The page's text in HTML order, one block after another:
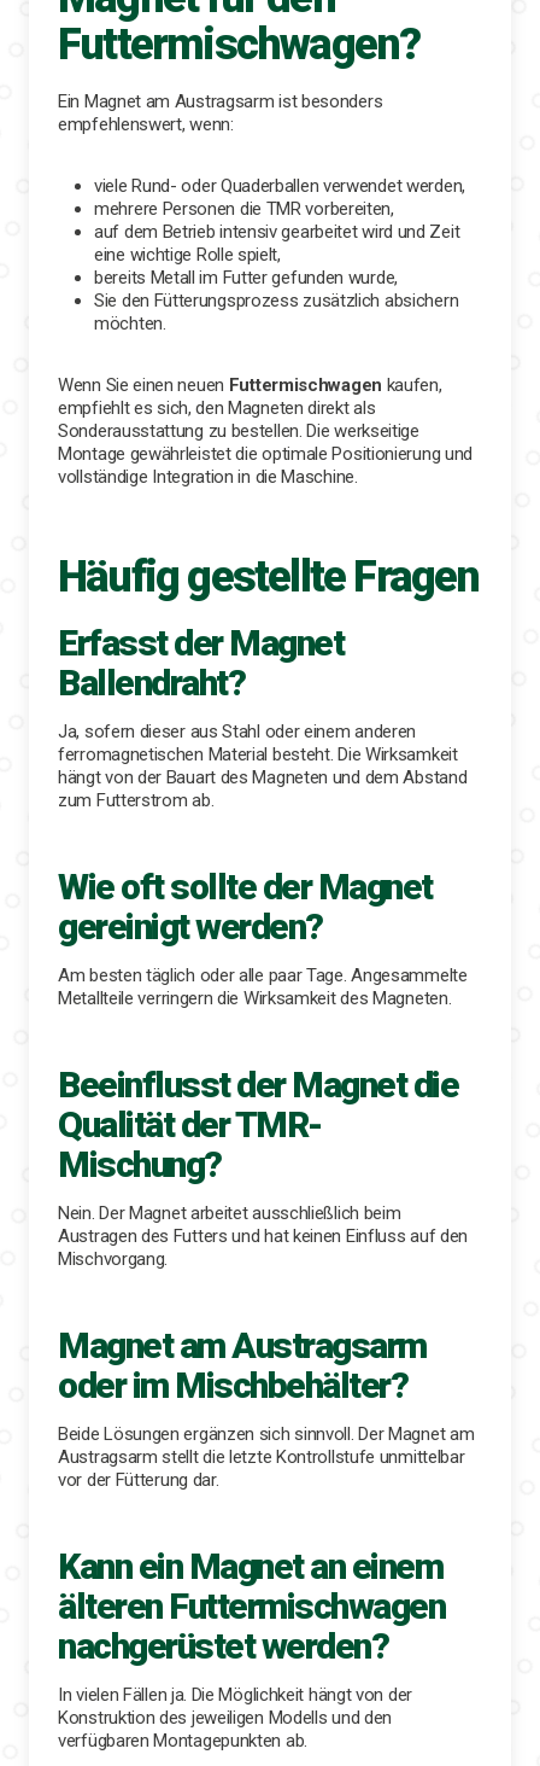
Futtermischwagen?
Ein Magnet am Austragsarm ist besonders
empfehlenswert, wenn:
viele Rund- oder Quaderballen verwendet werden,
mehrere Personen die TMR vorbereiten,
auf dem Betrieb intensiv gearbeitet wird und Zeit
eine wichtige Rolle spielt,
bereits Metall im Futter gefunden wurde,
Sie den Fütterungsprozess zusätzlich absichern
möchten.
Wenn Sie einen neuen Futtermischwagen kaufen,
empfiehlt es sich, den Magneten direkt als
Sonderausstattung zu bestellen. Die werkseitige
Montage gewährleistet die optimale Positionierung und
vollständige Integration in die Maschine.
Häufig gestellte Fragen
Erfasst der Magnet
Ballendraht?
Ja, sofern dieser aus Stahl oder einem anderen
ferromagnetischen Material besteht. Die Wirksamkeit
hängt von der Bauart des Magneten und dem Abstand
zum Futterstrom ab.
Wie oft sollte der Magnet
gereinigt werden?
Am besten täglich oder alle paar Tage. Angesammelte
Metallteile verringern die Wirksamkeit des Magneten.
Beeinflusst der Magnet die
Qualität der TMR-
Mischung?
Nein. Der Magnet arbeitet ausschließlich beim
Austragen des Futters und hat keinen Einfluss auf den
Mischvorgang.
Magnet am Austragsarm
oder im Mischbehälter?
Beide Lösungen ergänzen sich sinnvoll. Der Magnet am
Austragsarm stellt die letzte Kontrollstufe unmittelbar
vor der Fütterung dar.
Kann ein Magnet an einem
älteren Futtermischwagen
nachgerüstet werden?
In vielen Fällen ja. Die Möglichkeit hängt von der
Konstruktion des jeweiligen Modells und den
verfügbaren Montagepunkten ab.